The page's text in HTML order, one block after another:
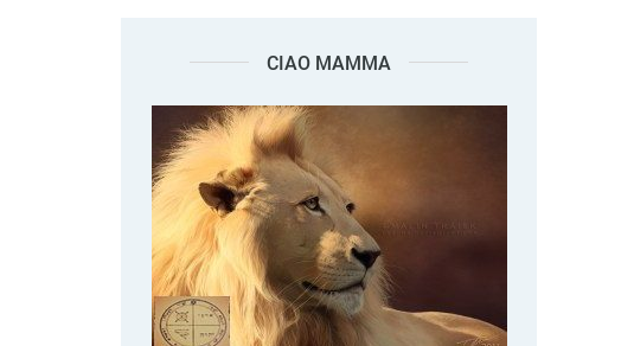
CIAO MAMMA